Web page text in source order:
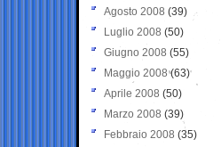
Agosto 2008 (39)
Luglio 2008 (50)
Giugno 2008 (55)
Maggio 2008(63)
Aprile 2008 (50)
Marzo 2008 (39)
Febbraio 2008 (35)